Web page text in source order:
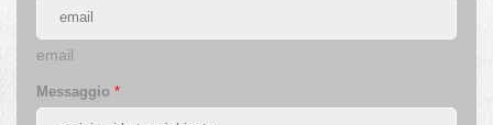
email
Messaggio *